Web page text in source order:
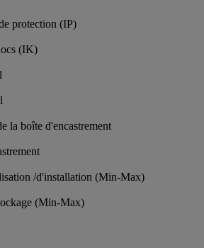
protection (IP)
(IK)
la boîte d'encastrement
/d'installation (Min-Max)
(Min-Max)